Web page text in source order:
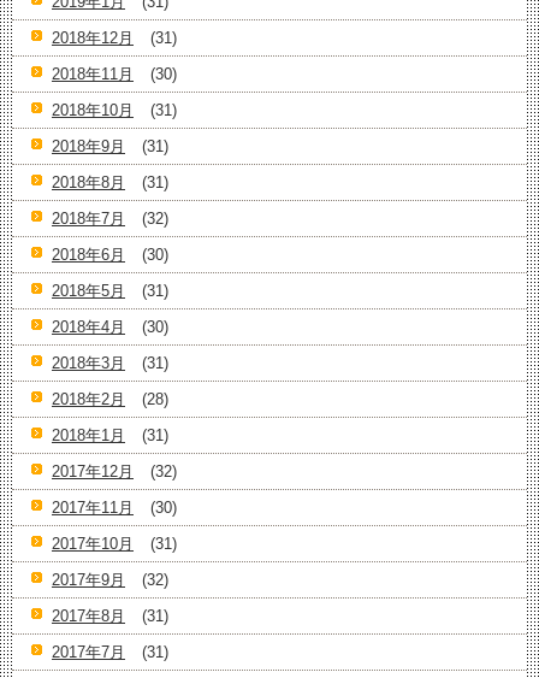
2018年12月
(31)
2018年11月
(30)
2018年10月
(31)
2018年9月
(31)
2018年8月
(31)
2018年7月
(32)
2018年6月
(30)
2018年5月
(31)
2018年4月
(30)
2018年3月
(31)
2018年2月
(28)
2018年1月
(31)
2017年12月
(32)
2017年11月
(30)
2017年10月
(31)
2017年9月
(32)
2017年8月
(31)
2017年7月
(31)